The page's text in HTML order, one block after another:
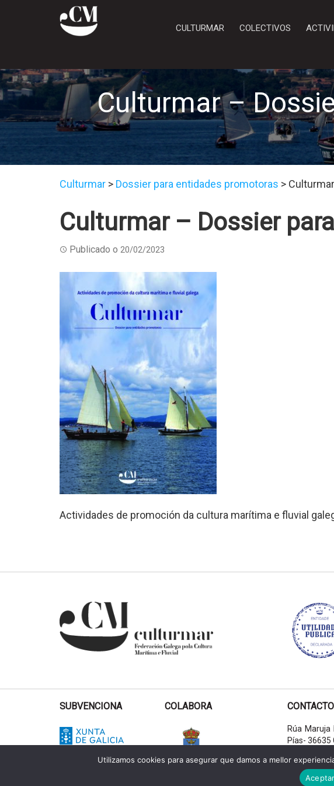
CULTURMAR COLECTIVOS
Culturmar –
Culturmar > Dossier para entidades promotoras >
Culturmar – Dossier
Publicado o 20/02/2023
Actividades de promoción da cultura marítima e fluvial
SUBVENCIONA COLABORA CONTACTO
Rúa
Pías- 36635
+34 986 524
+34 633
Utilizamos cookies para asegurar que damos a mellor
Aceptar